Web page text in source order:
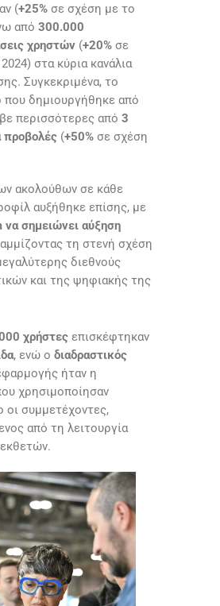
(+25% σε σχέση με το
από 300.000
χρηστών (+20% σε
στα κύρια κανάλια
Συγκεκριμένα, το
που δημιουργήθηκε από
περισσότερες από 3
προβολές (+50% σε σχέση
ακολούθων σε κάθε
αυξήθηκε επίσης, με
να σημειώνει αύξηση
τη στενή σχέση
διεθνούς
και της ψηφιακής της
χρήστες επισκέφτηκαν
, ενώ ο διαδραστικός
ήταν η
χρησιμοποίησαν
οι συμμετέχοντες,
από τη λειτουργία